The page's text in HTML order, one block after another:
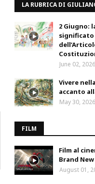
LA RUBRICA DI
2 Giugno:
June 02, 2026
Vivere
accanto
May 30, 2026
FILM
Film al
Brand
August 01,